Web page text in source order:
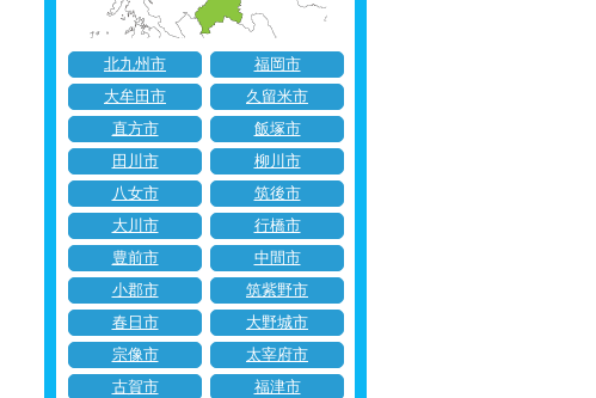
北九州市
福岡市
大牟田市
久留米市
直方市
飯塚市
田川市
柳川市
八女市
筑後市
大川市
行橋市
豊前市
中間市
小郡市
筑紫野市
春日市
大野城市
宗像市
太宰府市
古賀市
福津市